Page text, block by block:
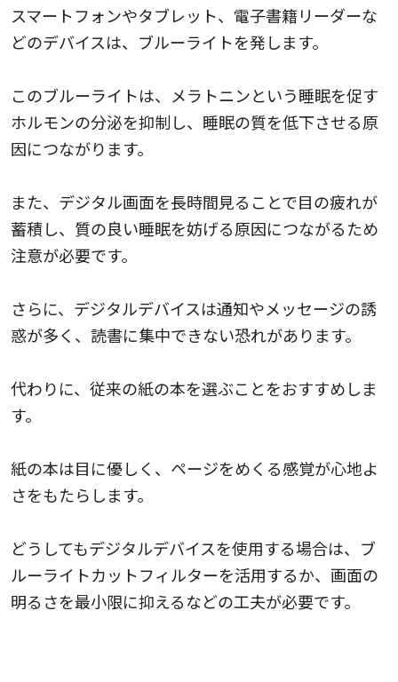
スマートフォンやタブレット、電子書籍リーダーな
どのデバイスは、ブルーライトを発します。
このブルーライトは、メラトニンという睡眠を促す
ホルモンの分泌を抑制し、睡眠の質を低下させる原
因につながります。
また、デジタル画面を長時間見ることで目の疲れが
蓄積し、質の良い睡眠を妨げる原因につながるため
注意が必要です。
さらに、デジタルデバイスは通知やメッセージの誘
惑が多く、読書に集中できない恐れがあります。
代わりに、従来の紙の本を選ぶことをおすすめしま
す。
紙の本は目に優しく、ページをめくる感覚が心地よ
さをもたらします。
どうしてもデジタルデバイスを使用する場合は、ブ
ルーライトカットフィルターを活用するか、画面の
明るさを最小限に抑えるなどの工夫が必要です。